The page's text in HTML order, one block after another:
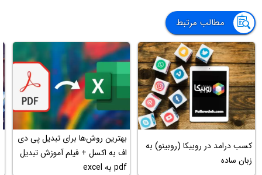
مطالب مرتبط
کسب درامد در روبیکا (روبینو) به
زبان ساده
بهترین روش‌ها برای تبدیل پی دی
اف به اکسل + فیلم آموزش تبدیل
pdf به excel